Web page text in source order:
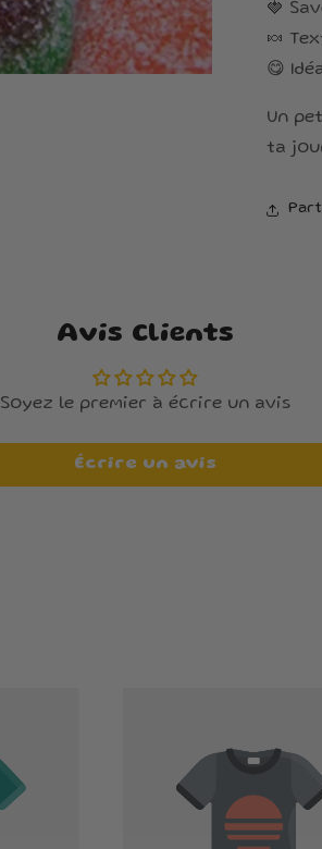
🍓
🍬
😋
Un
ta
Avis Clients
Soyez le premier à écrire un avis
Écrire un avis